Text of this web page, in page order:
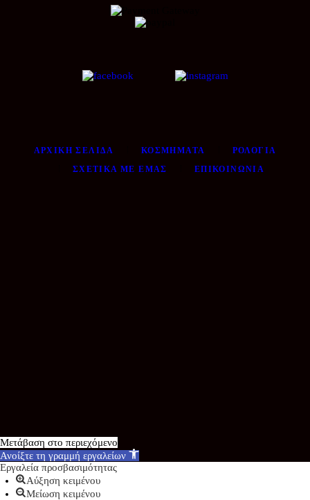
ΑΡΧΙΚΉ ΣΕΛΊΔΑ ΚΟΣΜΉΜΑΤΑ
ΡΟΛΌΓΙΑ
ΣΧΕΤΙΚΆ ΜΕ ΕΜΆΣ
ΕΠΙΚΟΙΝΩΝΊΑ
Μετάβαση στο περιεχόμενο
Ανοίξτε τη γραμμή εργαλείων
Εργαλεία προσβασιμότητας
Αύξηση κειμένου
Μείωση κειμένου